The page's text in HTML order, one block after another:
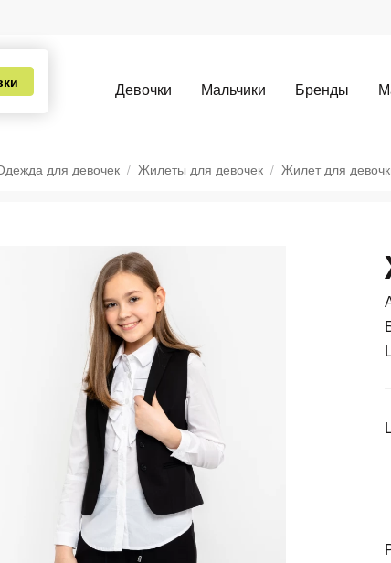
Девочки Мальчики Бренды
для девочек Жилеты для девочек Жилет для
Разбейте
на части без
График платежей
Сегодня
25